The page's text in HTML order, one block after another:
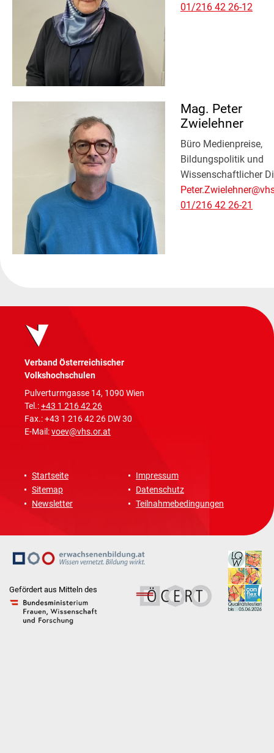
01/216 42 26-12
Mag. Peter
Zwielehner
Büro Medienpreise,
Bildungspolitik und
Wissenschaftlicher
01/216 42 26-21
Verband Österreichischer
Volkshochschulen
Pulverturmgasse 14, 1090 Wien
Tel.:+43 1 216 42 26
Fax.: +43 1 216 42 26 DW 30
E-Mail:voev@vhs.or.at
Startseite
Sitemap
Newsletter
Impressum
Datenschutz
Teilnahmebedingungen
Gefördert aus Mitteln des